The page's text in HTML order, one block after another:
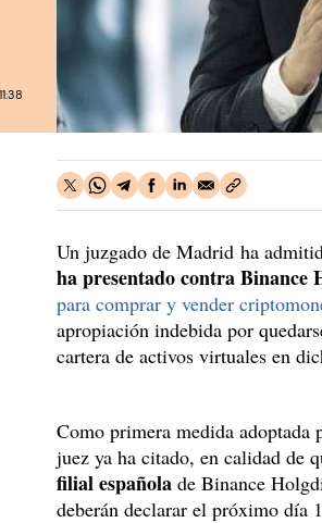
Un juzgado de Madrid ha
ha presentado contra Binance
para comprar y vender
apropiación indebida por
cartera de activos virtuales en
Como primera medida
juez ya ha citado, en calidad de
filial española de Binance
deberán declarar el próximo día